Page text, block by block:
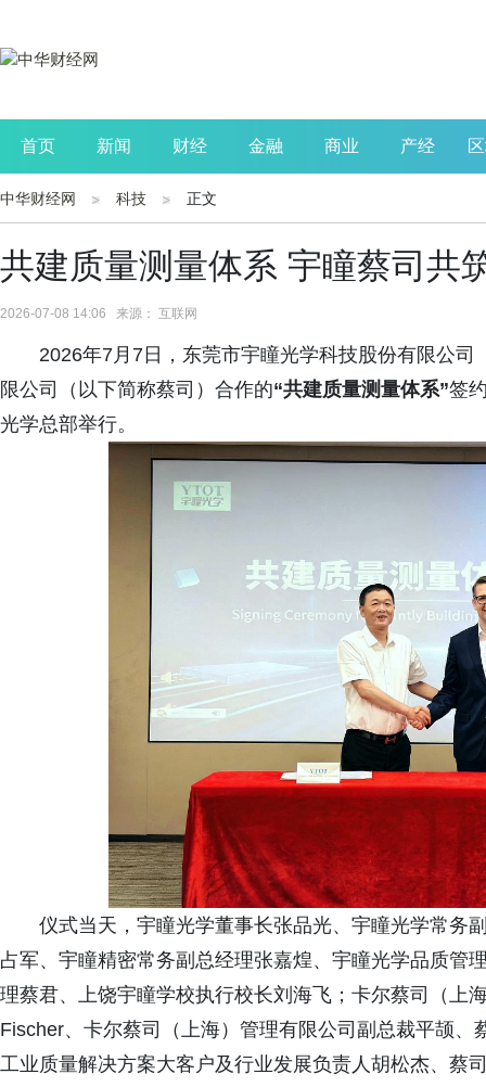
首页 新闻 财经 金融 商业 产经
公司 生活 读书
中华财经网 科技 正文
共建质量测量体系 宇瞳蔡司共
2026-07-08 14:06 来源： 互联网
2026年7月7日，东莞市宇瞳光学科技股份有限公
限公司（以下简称蔡司）合作的“共建质量测量体系”签
光学总部举行。
仪式当天，宇瞳光学董事长张品光、宇瞳光学常务
占军、宇瞳精密常务副总经理张嘉煌、宇瞳光学品质管
理蔡君、上饶宇瞳学校执行校长刘海飞；卡尔蔡司（上
Fischer、卡尔蔡司（上海）管理有限公司副总裁平颉
工业质量解决方案大客户及行业发展负责人胡松杰、蔡